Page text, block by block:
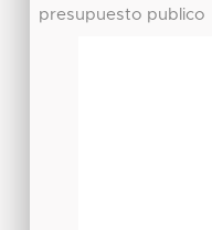
presupuesto publico